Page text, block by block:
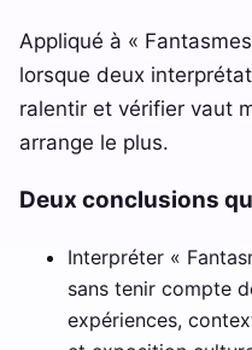
Appliqué à «
lorsque deux
ralentir et vérifier vaut
arrange le plus.
Deux conclusions
Interpréter «
sans tenir compte
expériences,